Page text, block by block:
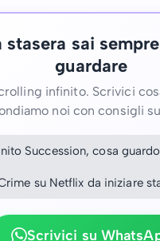
stasera sai
guardare
infinito. Scrivici
noi con consigli
Succession, cosa
su Netflix da iniziare
Scrivici su